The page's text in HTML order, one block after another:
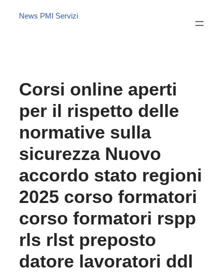
News PMI Servizi
Corsi online aperti
per il rispetto delle
normative sulla
sicurezza Nuovo
accordo stato regioni
2025 corso formatori
corso formatori rspp
rls rlst preposto
datore lavoratori ddl